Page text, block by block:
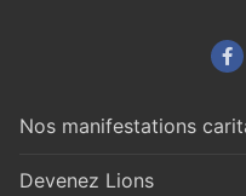
Nos manifestations
Devenez Lions